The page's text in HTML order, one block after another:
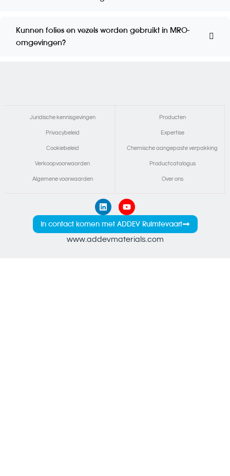
Kunnen folies en vezels worden gebruikt in MRO-
omgevingen?
Juridische kennisgevingen
Privacybeleid
Cookiebeleid
Verkoopvoorwaarden
Algemene voorwaarden
Producten
Expertise
Chemische aangepaste verpakking
Productcatalogus
Over ons
In contact komen met ADDEV Ruimtevaart
www.addevmaterials.com